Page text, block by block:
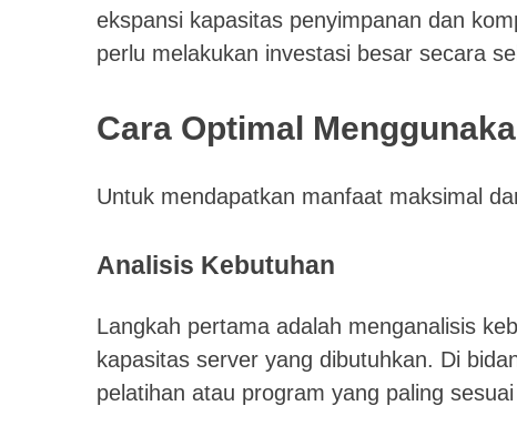
ekspansi kapasitas penyimpanan dan
perlu melakukan investasi besar secara
Cara Optimal
Untuk mendapatkan manfaat maksimal
Analisis Kebutuhan
Langkah pertama adalah menganalisis
kapasitas server yang dibutuhkan. Di
pelatihan atau program yang paling